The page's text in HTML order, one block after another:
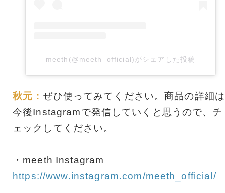
meeth(@meeth_official)がシェアした投稿
秋元：ぜひ使ってみてください。商品の詳細は
今後Instagramで発信していくと思うので、チ
ェックしてください。
・meeth Instagram
https://www.instagram.com/meeth_official/